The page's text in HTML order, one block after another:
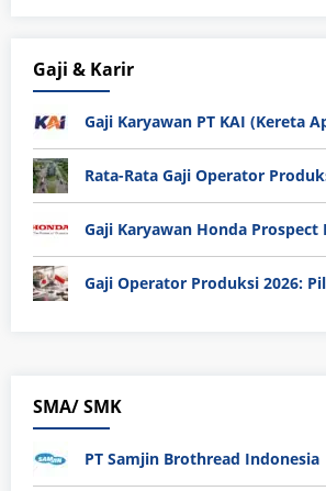
Gaji & Karir
SMA/ SMK
PT Samjin Brothread Indonesia